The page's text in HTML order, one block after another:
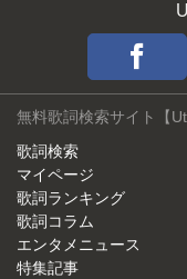
無料歌詞検索サイト【
歌詞検索
マイページ
歌詞ランキング
歌詞コラム
エンタメニュース
特集記事